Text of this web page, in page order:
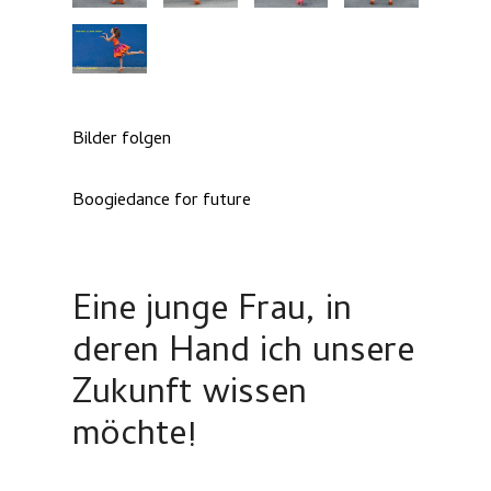
Bilder folgen
Boogiedance for future
Eine junge Frau, in
deren Hand ich unsere
Zukunft wissen
möchte!